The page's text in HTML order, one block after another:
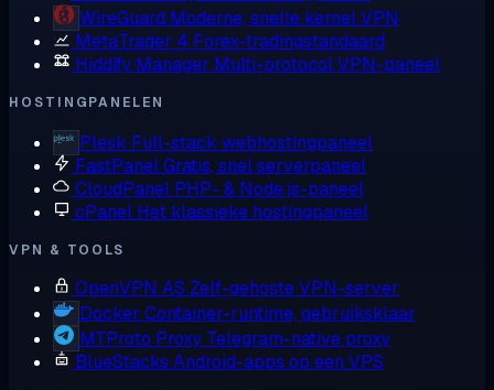
WireGuard Moderne, snelle kernel VPN
MetaTrader 4 Forex-tradingstandaard
Hiddify Manager Multi-protocol VPN-paneel
HOSTINGPANELEN
Plesk Full-stack webhostingpaneel
FastPanelGratis, snel serverpaneel
CloudPanel PHP- & Node.js-paneel
cPanel Het klassieke hostingpaneel
VPN & TOOLS
OpenVPN AS Zelf-gehoste VPN-server
Docker Container-runtime, gebruiksklaar
MTProto Proxy Telegram-native proxy
BlueStacks Android-apps op een VPS